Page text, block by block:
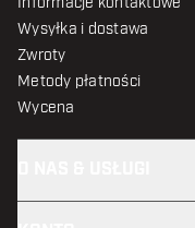
Wysyłka i dostawa
Zwroty
Metody płatności
Wycena